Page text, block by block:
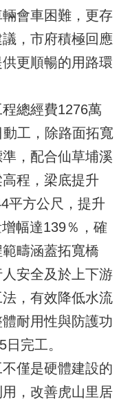
會車困難，更存
，市府積極回應
更順暢的用路環
總經費1276萬
工，除路面拓寬
，配合仙草埔溪
程，梁底提升
平方公尺，提升
幅達139％，確
疇涵蓋拓寬橋
安全及於上下游
，有效降低水流
耐用性與防護功
完工。
僅是硬體建設的
，改善虎山里居